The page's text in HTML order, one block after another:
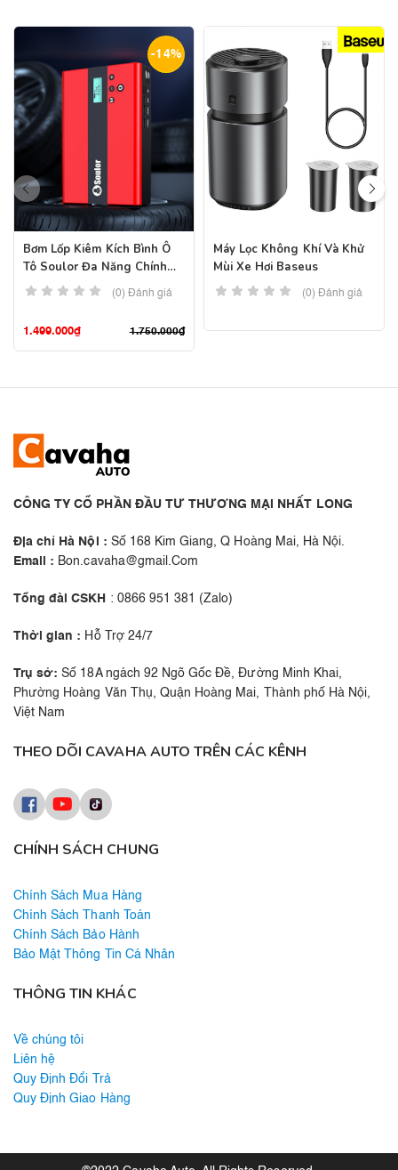
-14%
Bơm Lốp Kiêm Kích Bình Ô
Tô Soulor Đa Năng Chính
Hãng – Pin 89800mah
(0) Đánh giá
1.750.000₫
1.499.000₫
Máy Lọc Không Khí Và Khử
Mùi Xe Hơi Baseus
(0) Đánh giá
CÔNG TY CỔ PHẦN ĐẦU TƯ THƯƠNG MẠI NHẤT LONG
Địa chỉ Hà Nội : Số 168 Kim Giang, Q Hoàng Mai, Hà Nội.
Email : Bon.cavaha@gmail.Com
Tổng đài CSKH : 0866 951 381 (Zalo)
Thời gian : Hỗ Trợ 24/7
Trụ sở: Số 18A ngách 92 Ngõ Gốc Đề, Đường Minh Khai,
Phường Hoàng Văn Thụ, Quận Hoàng Mai, Thành phố Hà Nội,
Việt Nam
CHÍNH SÁCH CHUNG
Chính Sách Mua Hàng
Chính Sách Thanh Toán
Chính Sách Bảo Hành
Bảo Mật Thông Tin Cá Nhân
THÔNG TIN KHÁC
Về chúng tôi
Liên hệ
Quy Định Đổi Trả
Quy Định Giao Hàng
THEO DÕI CAVAHA AUTO TRÊN CÁC KÊNH